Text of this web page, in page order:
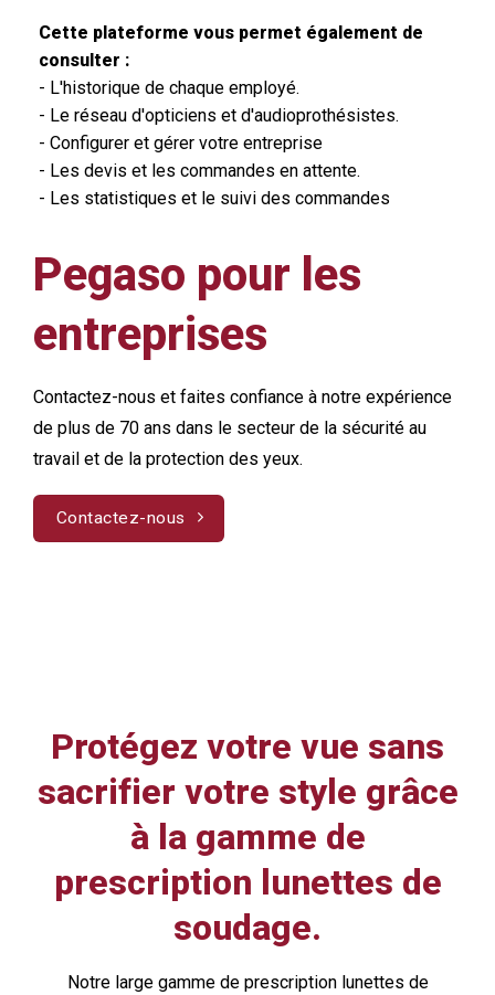
Cette plateforme vous permet également de
consulter :
- L'historique de chaque employé.
- Le réseau d'opticiens et d'audioprothésistes.
- Configurer et gérer votre entreprise
- Les devis et les commandes en attente.
- Les statistiques et le suivi des commandes
Pegaso pour les
entreprises
Contactez-nous et faites confiance à notre expérience
de plus de 70 ans dans le secteur de la sécurité au
travail et de la protection des yeux.
Contactez-nous
Protégez votre vue sans
sacrifier votre style grâce
à la gamme de
prescription lunettes de
soudage.
Notre large gamme de prescription lunettes de